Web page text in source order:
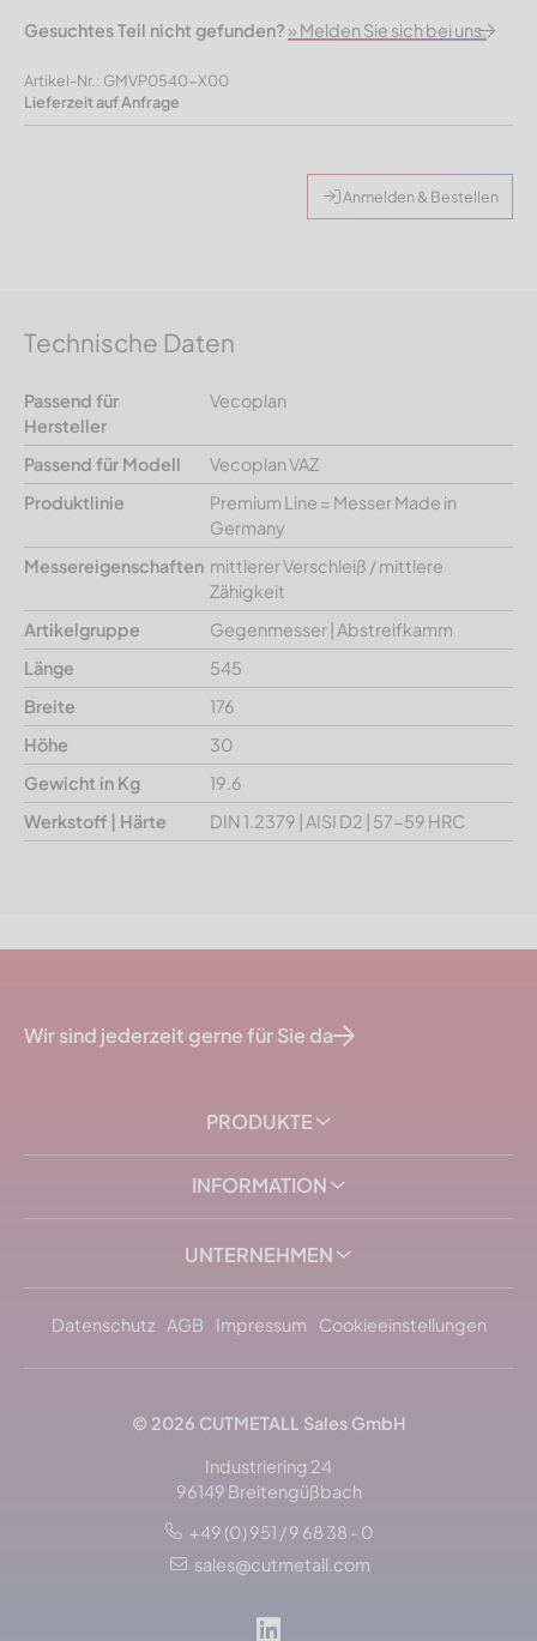
Gesuchtes Teil nicht gefunden? » Melden Sie sich bei uns.
Artikel-Nr.: GMVP0540-X00
Lieferzeit auf Anfrage
Anmelden & Bestellen
Technische Daten
Passend für
Hersteller
Vecoplan
Passend für Modell
Vecoplan VAZ
Produktlinie
Premium Line = Messer Made in
Germany
Messereigenschaften mittlerer Verschleiß / mittlere
Zähigkeit
Artikelgruppe
Gegenmesser | Abstreifkamm
Länge
545
Breite
176
Höhe
30
Gewicht in Kg
19.6
Werkstoff | Härte
DIN 1.2379 | AISI D2 | 57-59 HRC
Wir sind jederzeit gerne für Sie da
PRODUKTE
INFORMATION
UNTERNEHMEN
Datenschutz AGB Impressum Cookieeinstellungen
© 2026 CUTMETALL Sales GmbH
Industriering 24
96149 Breitengüßbach
+49 (0) 951 / 9 68 38 - 0
sales@cutmetall.com